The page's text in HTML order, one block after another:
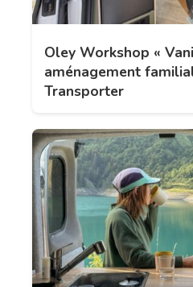
Oley Workshop «
aménagement
Transporter